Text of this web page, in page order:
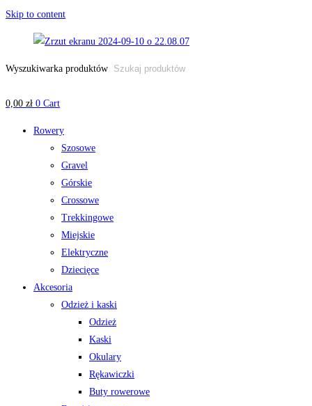
Skip to content
Wyszukiwarka produktów
0,00 zł 0 Cart
Rowery
Szosowe
Gravel
Górskie
Crossowe
Trekkingowe
Miejskie
Elektryczne
Dziecięce
Akcesoria
Odzież i kaski
Odzież
Kaski
Okulary
Rękawiczki
Buty rowerowe